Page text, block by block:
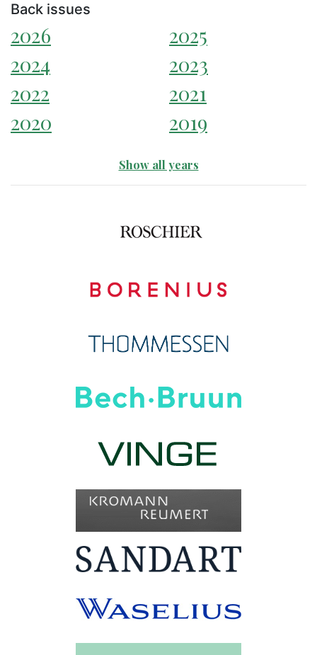
Back issues
2026
2025
2024
2023
2022
2021
2020
2019
Show all years